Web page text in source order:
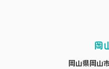
岡
岡山県岡山